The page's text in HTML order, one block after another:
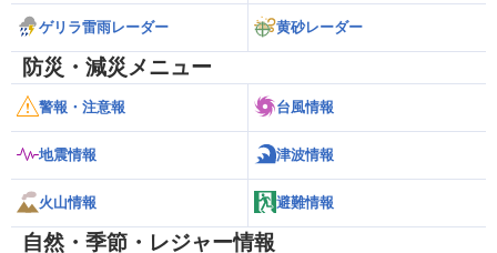
ゲリラ雷雨レーダー 黄砂レーダー
防災・減災メニュー
警報・注意報 台風情報
地震情報 津波情報
火山情報 避難情報
自然・季節・レジャー情報